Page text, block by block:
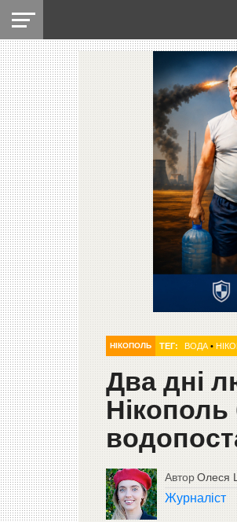
НІКОПОЛЬ ТЕГ: ВОДА•
Два дні
Нікополь
Автор Олеся
Журналіст